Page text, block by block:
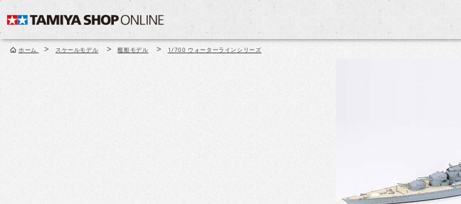
ホーム > スケールモデル > 艦船モデル > 1/700 ウォーターラインシリーズ